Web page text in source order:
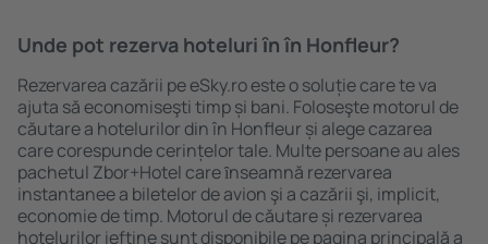
Unde pot rezerva hoteluri ȋn în Honfleur?
Rezervarea cazării pe eSky.ro este o soluție care te va
ajuta să economiseşti timp și bani. Foloseşte motorul de
căutare a hotelurilor din în Honfleur și alege cazarea
care corespunde cerințelor tale. Multe persoane au ales
pachetul Zbor+Hotel care ȋnseamnă rezervarea
instantanee a biletelor de avion şi a cazării şi, implicit,
economie de timp. Motorul de căutare și rezervarea
hotelurilor ieftine sunt disponibile pe pagina principală a